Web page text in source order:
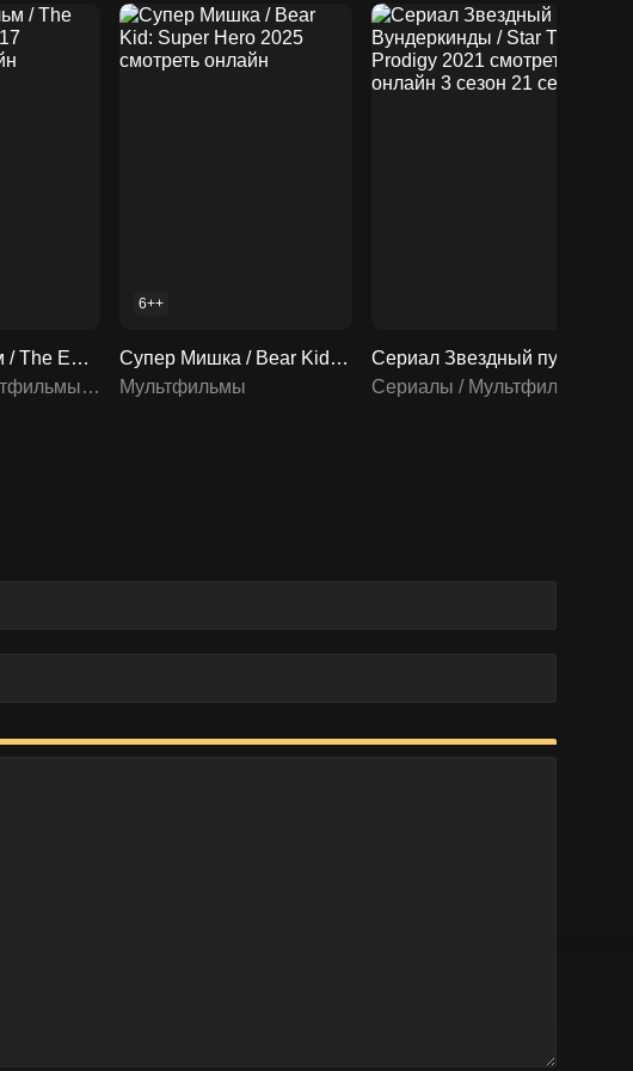
Эмоджи фильм / The Emoji Movie 2017 смотреть онлайн
Фильмы / Мультфильмы / Мультсериалы
6++
Супер Мишка / Bear Kid: Super Hero 2025 смотреть онлайн
Мультфильмы